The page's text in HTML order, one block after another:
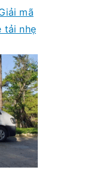
mã
tải nhẹ